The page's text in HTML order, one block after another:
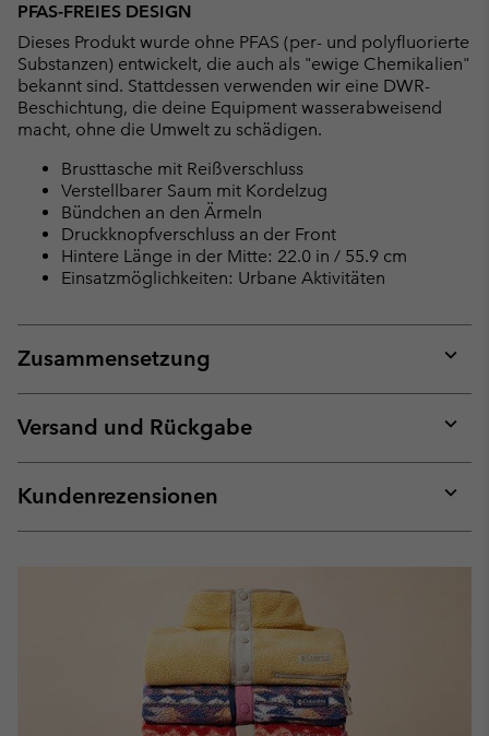
PFAS-FREIES DESIGN
Dieses Produkt wurde ohne PFAS (per- und polyfluorierte
Substanzen) entwickelt, die auch als "ewige Chemikalien"
bekannt sind. Stattdessen verwenden wir eine DWR-
Beschichtung, die deine Equipment wasserabweisend
macht, ohne die Umwelt zu schädigen.
Brusttasche mit Reißverschluss
Verstellbarer Saum mit Kordelzug
Bündchen an den Ärmeln
Druckknopfverschluss an der Front
Hintere Länge in der Mitte: 22.0 in / 55.9 cm
Einsatzmöglichkeiten: Urbane Aktivitäten
Zusammensetzung
or
Versand und Rückgabe
or
Kundenrezensionen
or